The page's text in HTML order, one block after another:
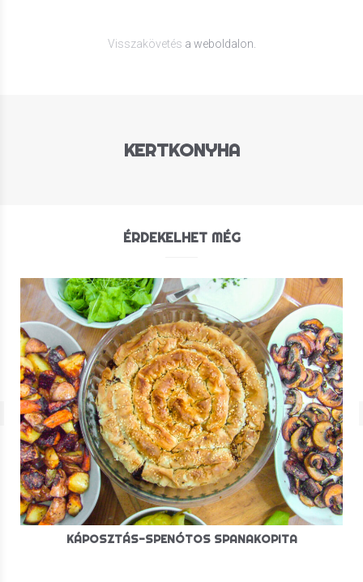
Visszakövetés a weboldalon.
KERTKONYHA
ÉRDEKELHET MÉG
KÁPOSZTÁS-SPENÓTOS SPANAKOPITA